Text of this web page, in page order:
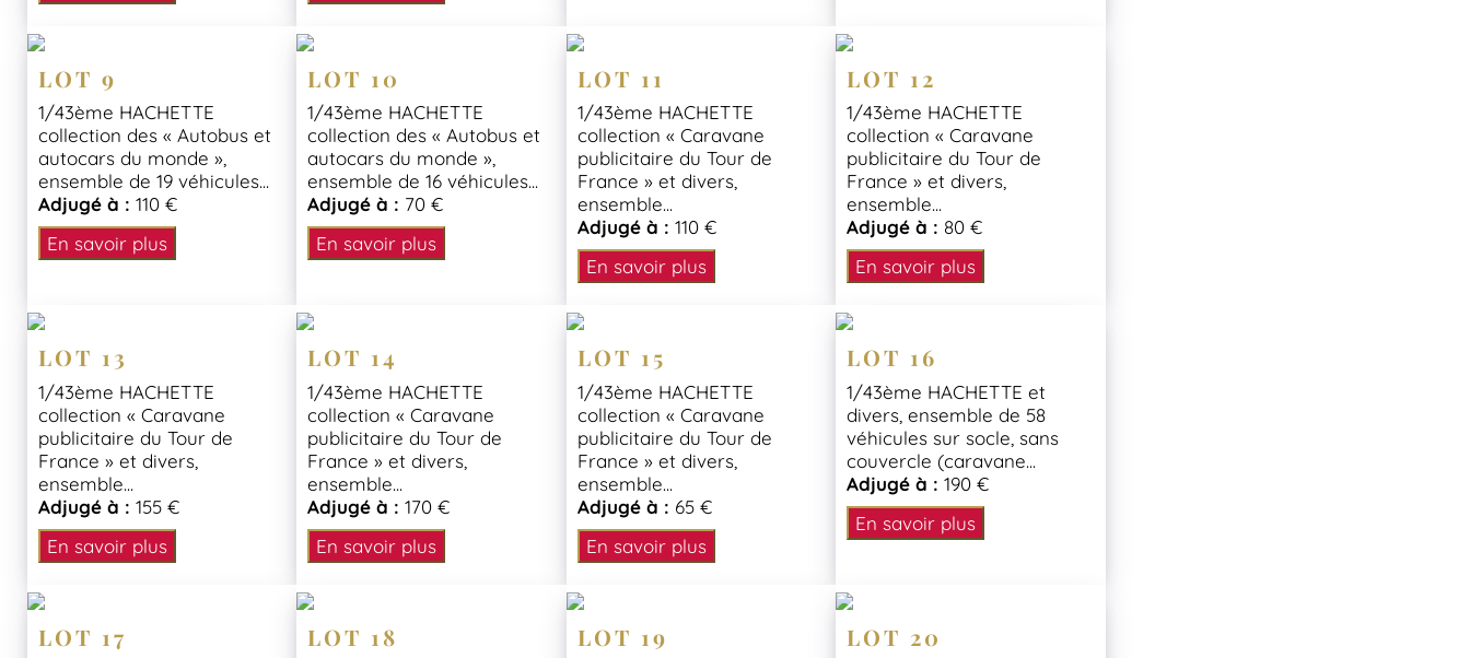
LOT 9
1/43ème HACHETTE
collection des « Autobus et
autocars du monde »,
ensemble de 19 véhicules...
Adjugé à : 110 €
En savoir plus
LOT 10
1/43ème HACHETTE
collection des « Autobus et
autocars du monde »,
ensemble de 16 véhicules...
Adjugé à : 70 €
En savoir plus
LOT 11
1/43ème HACHETTE
collection « Caravane
publicitaire du Tour de
France » et divers,
ensemble...
Adjugé à : 110 €
En savoir plus
LOT 12
1/43ème HACHETTE
collection « Caravane
publicitaire du Tour de
France » et divers,
ensemble...
Adjugé à : 80 €
En savoir plus
LOT 13
1/43ème HACHETTE
collection « Caravane
publicitaire du Tour de
France » et divers,
ensemble...
Adjugé à : 155 €
En savoir plus
LOT 14
1/43ème HACHETTE
collection « Caravane
publicitaire du Tour de
France » et divers,
ensemble...
Adjugé à :170 €
En savoir plus
LOT 15
1/43ème HACHETTE
collection « Caravane
publicitaire du Tour de
France » et divers,
ensemble...
Adjugé à : 65 €
En savoir plus
LOT 16
1/43ème HACHETTE et
divers, ensemble de 58
véhicules sur socle, sans
couvercle (caravane...
Adjugé à :190 €
En savoir plus
LOT 17 LOT 18 LOT 19 LOT 20